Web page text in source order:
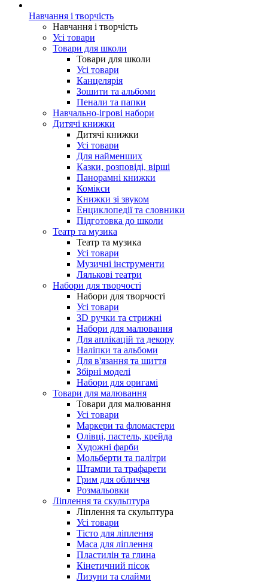
Навчання і творчість
Навчання і творчість
Усі товари
Товари для школи
Товари для школи
Усі товари
Канцелярія
Зошити та альбоми
Пенали та папки
Навчально-ігрові набори
Дитячі книжки
Дитячі книжки
Усі товари
Для найменших
Казки, розповіді, вірші
Панорамні книжки
Комікси
Книжки зі звуком
Енциклопедії та словники
Підготовка до школи
Театр та музика
Театр та музика
Усі товари
Музичні інструменти
Лялькові театри
Набори для творчості
Набори для творчості
Усі товари
3D ручки та стрижні
Набори для малювання
Для аплікацій та декору
Наліпки та альбоми
Для в'язання та шиття
Збірні моделі
Набори для оригамі
Товари для малювання
Товари для малювання
Усі товари
Маркери та фломастери
Олівці, пастель, крейда
Художні фарби
Мольберти та палітри
Штампи та трафарети
Грим для обличчя
Розмальовки
Ліплення та скульптура
Ліплення та скульптура
Усі товари
Тісто для ліплення
Маса для ліплення
Пластилін та глина
Кінетичний пісок
Лизуни та слайми